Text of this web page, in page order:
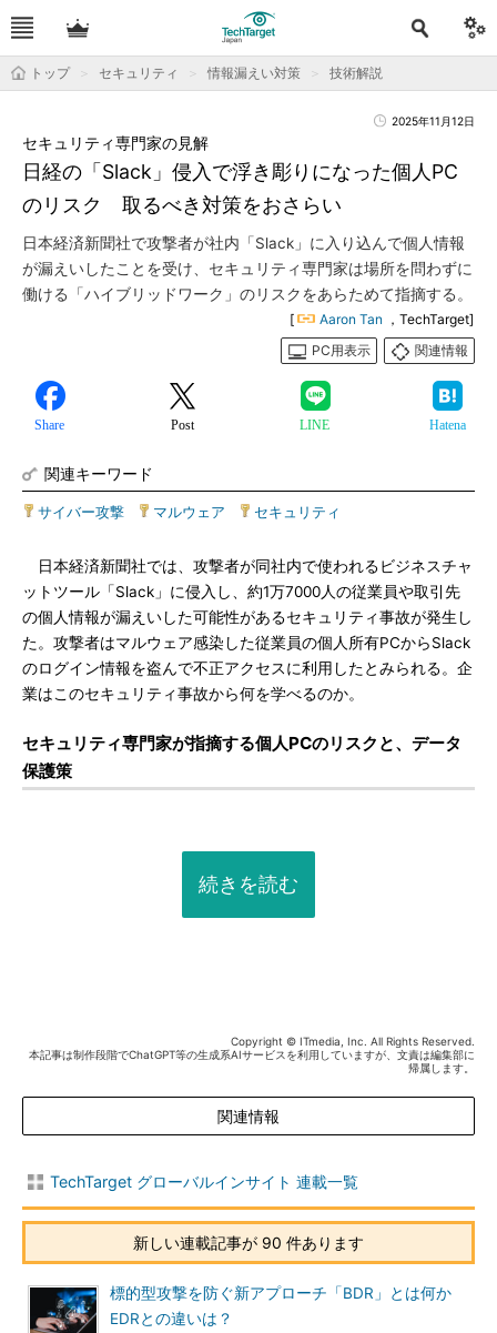
トップ セキュリティ 情報漏えい対策 技術解説
2025年11月12日
日経の「Slack」侵入で浮き彫りになった個人PC
のリスク 取るべき対策をおさらい
セキュリティ専門家の見解
日本経済新聞社で攻撃者が社内「Slack」に入り込んで個人情報
が漏えいしたことを受け、セキュリティ専門家は場所を問わずに
働ける「ハイブリッドワーク」のリスクをあらためて指摘する。
[ Aaron Tan ，TechTarget]
PC用表示
関連情報
Share Post LINE Hatena
関連キーワード
サイバー攻撃 マルウェア セキュリティ
日本経済新聞社では、攻撃者が同社内で使われるビジネスチャ
ットツール「Slack」に侵入し、約1万7000人の従業員や取引先
の個人情報が漏えいした可能性があるセキュリティ事故が発生し
た。攻撃者はマルウェア感染した従業員の個人所有PCからSlack
のログイン情報を盗んで不正アクセスに利用したとみられる。企
業はこのセキュリティ事故から何を学べるのか。
セキュリティ専門家が指摘する個人PCのリスクと、データ
保護策
続きを読む
Copyright © ITmedia, Inc. All Rights Reserved.
本記事は制作段階でChatGPT等の生成系AIサービスを利用していますが、文責は編集部に
帰属します。
関連情報
TechTarget グローバルインサイト 連載一覧
新しい連載記事が 90 件あります
標的型攻撃を防ぐ新アプローチ「BDR」とは何か
EDRとの違いは？